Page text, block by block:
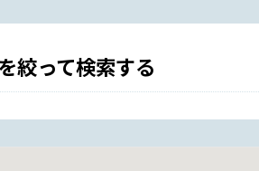
絞って検索する